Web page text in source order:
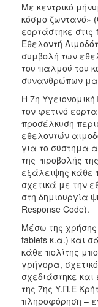
ΔΗΜΟΣ
ΠΟΛΙΤΙΣΜΟΣ
ΑΝΘΕΚΤΙΚΗ
ΠΟΛΗ
Με κεντρικό
κόσμο ζωντανό»
εορτάστηκε
Εθελοντή
συμβολή των
του παλμού του
συνανθρώπων
Η 7η
τον φετινό
προσέλκυση
εθελοντών
για το σύστημα
της προβολής
εξάλειψης κάθε
σχετικά με την
στη δημιουργία
Response Code).
Μέσω της
tablets κ.α.) και
κάθε πολίτης
γρήγορα, σχετικό
σχεδιάστηκε και
της 7ης Υ.Π.Ε
πληροφόρηση –